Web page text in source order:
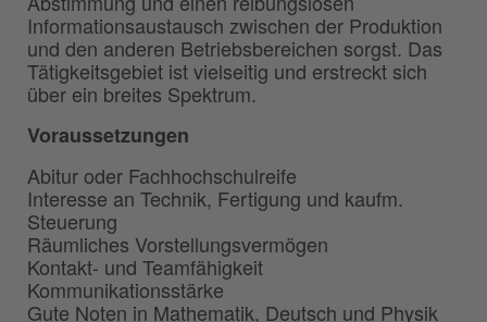
Informationsaustausch zwischen der Produktion
und den anderen Betriebsbereichen sorgst. Das
Tätigkeitsgebiet ist vielseitig und erstreckt sich
über ein breites Spektrum.
Voraussetzungen
Abitur oder Fachhochschulreife
Interesse an Technik, Fertigung und kaufm.
Steuerung
Räumliches Vorstellungsvermögen
Kontakt- und Teamfähigkeit
Kommunikationsstärke
Gute Noten in Mathematik, Deutsch und Physik